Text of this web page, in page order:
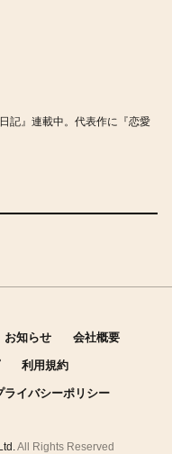
記』連載中。代表作に『恋愛
お知らせ 会社概要
利用規約
ライバシーポリシー
All Rights Reserved